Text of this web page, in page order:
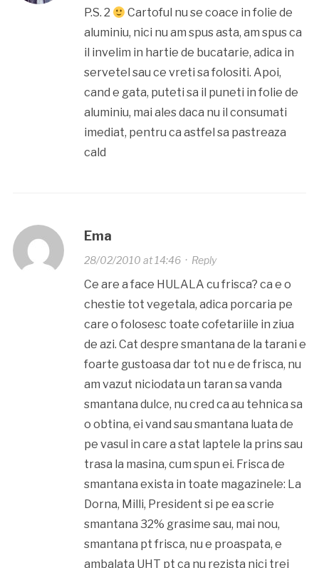
P.S. 2
Cartoful nu se coace in folie de
aluminiu, nici nu am spus asta, am spus ca
il invelim in hartie de bucatarie, adica in
servetel sau ce vreti sa folositi. Apoi,
cand e gata, puteti sa il puneti in folie de
aluminiu, mai ales daca nu il consumati
imediat, pentru ca astfel sa pastreaza
cald
Ema
28/02/2010 at 14:46· Reply
Ce are a face HULALA cu frisca? ca e o
chestie tot vegetala, adica porcaria pe
care o folosesc toate cofetariile in ziua
de azi. Cat despre smantana de la tarani e
foarte gustoasa dar tot nu e de frisca, nu
am vazut niciodata un taran sa vanda
smantana dulce, nu cred ca au tehnica sa
o obtina, ei vand sau smantana luata de
pe vasul in care a stat laptele la prins sau
trasa la masina, cum spun ei. Frisca de
smantana exista in toate magazinele: La
Dorna, Milli, President si pe ea scrie
smantana 32% grasime sau, mai nou,
smantana pt frisca, nu e proaspata, e
ambalata UHT pt ca nu rezista nici trei